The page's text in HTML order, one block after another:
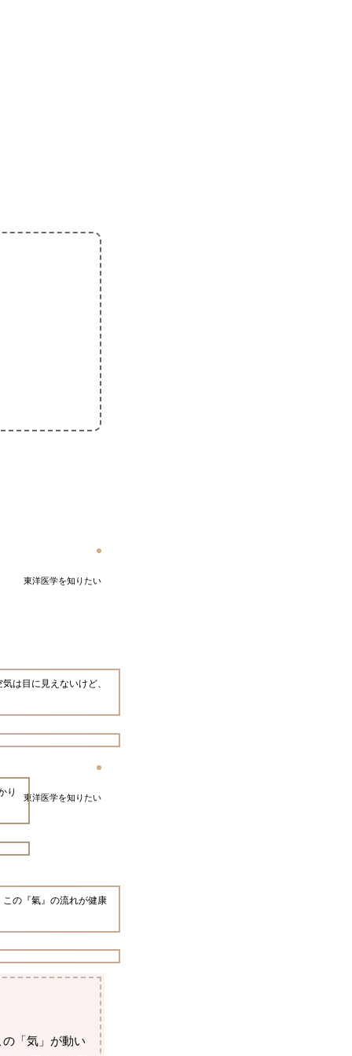
東洋医学を知りたい
は目に見えないけど、
東洋医学を知りたい
り
の『氣』の流れが健康
「気」が動い